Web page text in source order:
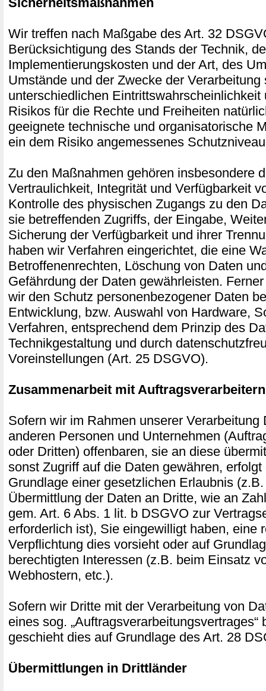
Wir treffen nach Maßgabe des Art. 32
Berücksichtigung des Stands der Technik,
Implementierungskosten und der Art, des
Umstände und der Zwecke der Verarbeitung
unterschiedlichen Eintrittswahrscheinlichkeit
Risikos für die Rechte und Freiheiten
geeignete technische und organisatorische
ein dem Risiko angemessenes
Zu den Maßnahmen gehören insbesondere
Vertraulichkeit, Integrität und Verfügbarkeit
Kontrolle des physischen Zugangs zu den
sie betreffenden Zugriffs, der Eingabe,
Sicherung der Verfügbarkeit und ihrer
haben wir Verfahren eingerichtet, die eine
Betroffenenrechten, Löschung von Daten
Gefährdung der Daten gewährleisten.
wir den Schutz personenbezogener Daten
Entwicklung, bzw. Auswahl von Hardware,
Verfahren, entsprechend dem Prinzip des
Technikgestaltung und durch
Voreinstellungen (Art. 25 DSGVO).
Zusammenarbeit mit
Sofern wir im Rahmen unserer Verarbeitung
anderen Personen und Unternehmen
oder Dritten) offenbaren, sie an diese
sonst Zugriff auf die Daten gewähren, erfolgt
Grundlage einer gesetzlichen Erlaubnis
Übermittlung der Daten an Dritte, wie an
gem. Art. 6 Abs. 1 lit. b DSGVO zur
erforderlich ist), Sie eingewilligt haben, eine
Verpflichtung dies vorsieht oder auf
berechtigten Interessen (z.B. beim Einsatz
Webhostern, etc.).
Sofern wir Dritte mit der Verarbeitung von
eines sog. „Auftragsverarbeitungsvertrages“
geschieht dies auf Grundlage des Art. 28
Übermittlungen in Drittländer